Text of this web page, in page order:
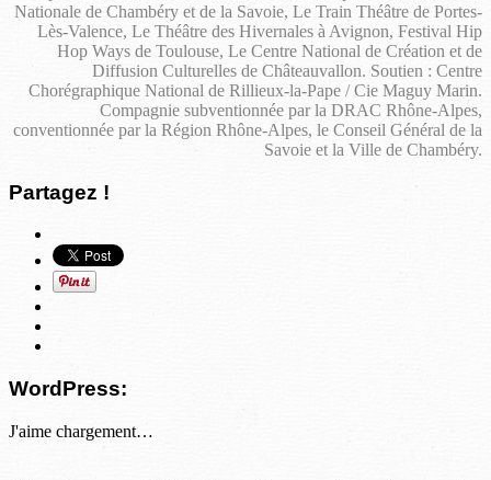
Nationale de Chambéry et de la Savoie, Le Train Théâtre de Portes-
Lès-Valence, Le Théâtre des Hivernales à Avignon, Festival Hip
Hop Ways de Toulouse, Le Centre National de Création et de
Diffusion Culturelles de Châteauvallon. Soutien : Centre
Chorégraphique National de Rillieux-la-Pape / Cie Maguy Marin.
Compagnie subventionnée par la DRAC Rhône-Alpes,
conventionnée par la Région Rhône-Alpes, le Conseil Général de la
Savoie et la Ville de Chambéry.
Partagez !
WordPress:
J'aime chargement…